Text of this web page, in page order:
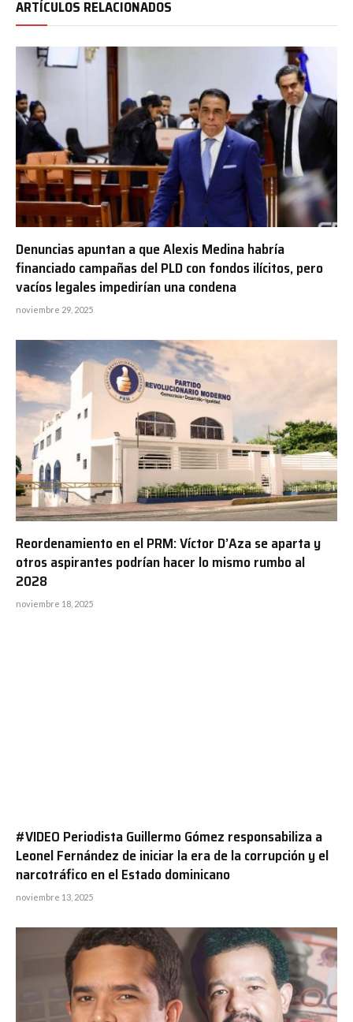
ARTÍCULOS RELACIONADOS
Denuncias apuntan a que Alexis Medina habría
financiado campañas del PLD con fondos ilícitos, pero
vacíos legales impedirían una condena
noviembre 29, 2025
Reordenamiento en el PRM: Víctor D’Aza se aparta y
otros aspirantes podrían hacer lo mismo rumbo al
2028
noviembre 18, 2025
#VIDEO Periodista Guillermo Gómez responsabiliza a
Leonel Fernández de iniciar la era de la corrupción y el
narcotráfico en el Estado dominicano
noviembre 13, 2025